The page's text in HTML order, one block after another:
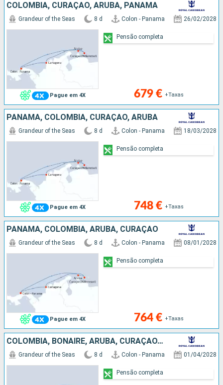
COLÔMBIA, CURAÇAO, ARUBA, PANAMA
Pague em 4X
Grandeur of the Seas 8 d Colon - Panama 26/02/2028
679 € +Taxas
Pensão completa
PANAMA, COLÔMBIA, CURAÇAO, ARUBA
Pague em 4X
Grandeur of the Seas 8 d Colon - Panama 18/03/2028
748 € +Taxas
Pensão completa
PANAMA, COLÔMBIA, ARUBA, CURAÇAO
Pague em 4X
Grandeur of the Seas 8 d Colon - Panama 08/01/2028
764 € +Taxas
Pensão completa
COLÔMBIA, BONAIRE, ARUBA, CURAÇAO, PANAMA
Grandeur of the Seas 8 d Colon - Panama 01/04/2028
Pensão completa